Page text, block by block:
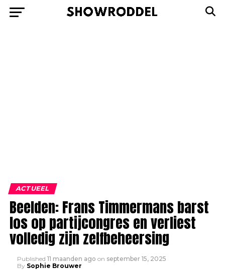
ACTUEEL
Beelden: Frans Timmermans barst
los op partijcongres en verliest
volledig zijn zelfbeheersing
Published 11 maanden ago on september 15, 2025
By Sophie Brouwer